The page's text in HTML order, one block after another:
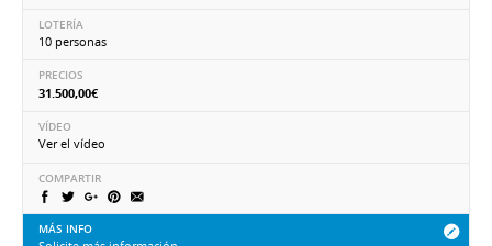
LOTERÍA
10 personas
PRECIOS
31.500,00€
VÍDEO
Ver el vídeo
COMPARTIR
MÁS INFO